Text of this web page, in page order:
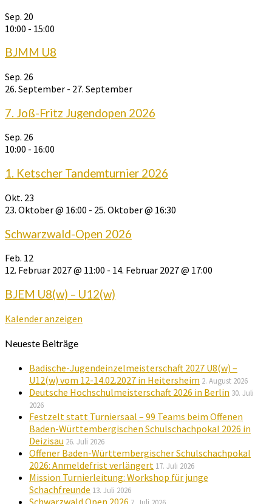
Sep. 20
10:00 - 15:00
BJMM U8
Sep. 26
26. September - 27. September
7. Joß-Fritz Jugendopen 2026
Sep. 26
10:00 - 16:00
1. Ketscher Tandemturnier 2026
Okt. 23
23. Oktober @ 16:00 - 25. Oktober @ 16:30
Schwarzwald-Open 2026
Feb. 12
12. Februar 2027 @ 11:00 - 14. Februar 2027 @ 17:00
BJEM U8(w) – U12(w)
Kalender anzeigen
Neueste Beiträge
Badische-Jugendeinzelmeisterschaft 2027 U8(w) –
U12(w) vom 12-14.02.2027 in Heitersheim 2. August 2026
Deutsche Hochschulmeisterschaft 2026 in Berlin 30. Juli
2026
Festzelt statt Turniersaal – 99 Teams beim Offenen
Baden-Württembergischen Schulschachpokal 2026 in
Deizisau 26. Juli 2026
Offener Baden-Württembergischer Schulschachpokal
2026: Anmeldefrist verlängert 17. Juli 2026
Mission Turnierleitung: Workshop für junge
Schachfreunde 13. Juli 2026